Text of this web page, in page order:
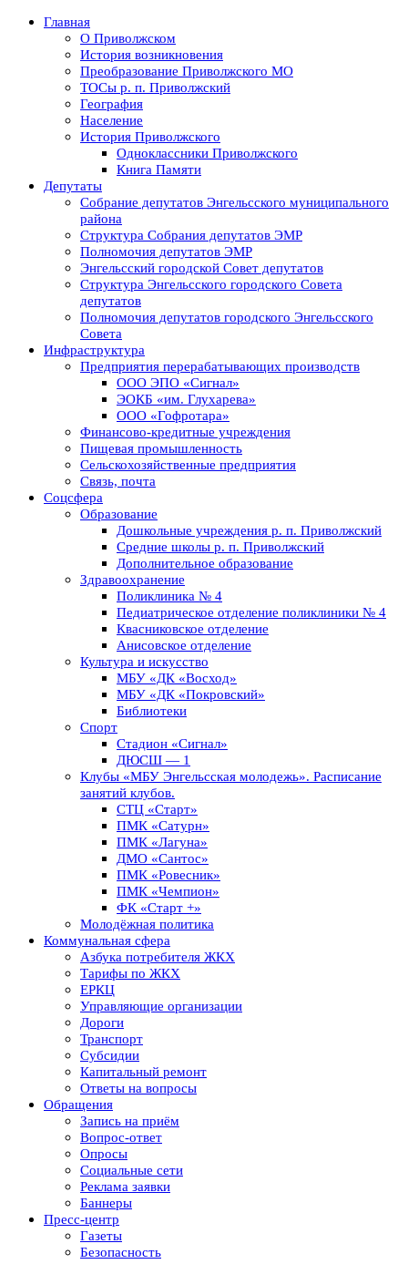
Главная
О Приволжском
История возникновения
Преобразование Приволжского МО
ТОСы р. п. Приволжский
География
Население
История Приволжского
Одноклассники Приволжского
Книга Памяти
Депутаты
Собрание депутатов Энгельсского муниципального
района
Структура Собрания депутатов ЭМР
Полномочия депутатов ЭМР
Энгельсский городской Совет депутатов
Структура Энгельсского городского Совета
депутатов
Полномочия депутатов городского Энгельсского
Совета
Инфраструктура
Предприятия перерабатывающих производств
ООО ЭПО «Сигнал»
ЭОКБ «им. Глухарева»
ООО «Гофротара»
Финансово-кредитные учреждения
Пищевая промышленность
Сельскохозяйственные предприятия
Связь, почта
Соцсфера
Образование
Дошкольные учреждения р. п. Приволжский
Средние школы р. п. Приволжский
Дополнительное образование
Здравоохранение
Поликлиника № 4
Педиатрическое отделение поликлиники № 4
Квасниковское отделение
Анисовское отделение
Культура и искусство
МБУ «ДК «Восход»
МБУ «ДК «Покровский»
Библиотеки
Спорт
Стадион «Сигнал»
ДЮСШ — 1
Клубы «МБУ Энгельсская молодежь». Расписание
занятий клубов.
СТЦ «Старт»
ПМК «Сатурн»
ПМК «Лагуна»
ДМО «Сантос»
ПМК «Ровесник»
ПМК «Чемпион»
ФК «Старт +»
Молодёжная политика
Коммунальная сфера
Азбука потребителя ЖКХ
Тарифы по ЖКХ
ЕРКЦ
Управляющие организации
Дороги
Транспорт
Субсидии
Капитальный ремонт
Ответы на вопросы
Обращения
Запись на приём
Вопрос-ответ
Опросы
Социальные сети
Реклама заявки
Баннеры
Пресс-центр
Газеты
Безопасность